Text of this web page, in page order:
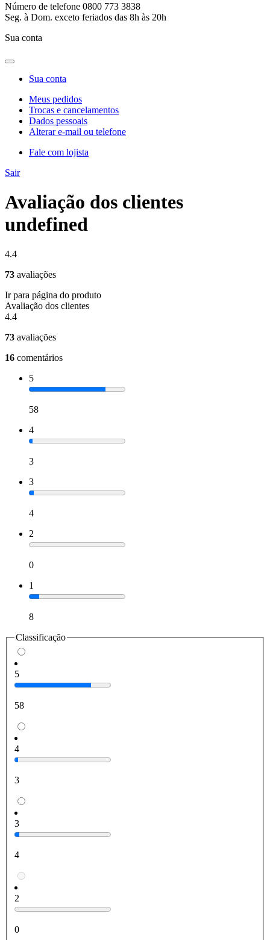
Número de telefone 0800 773 3838
Seg. à Dom. exceto feriados das 8h às 20h
Sua conta
Sua conta
Meus pedidos
Trocas e cancelamentos
Dados pessoais
Alterar e-mail ou telefone
Fale com lojista
Sair
Avaliação dos clientes
undefined
4.4
73 avaliações
Ir para página do produto
Avaliação dos clientes
4.4
73 avaliações
16 comentários
5
58
4
3
3
4
2
0
1
8
Classificação
5
58
4
3
3
4
2
0